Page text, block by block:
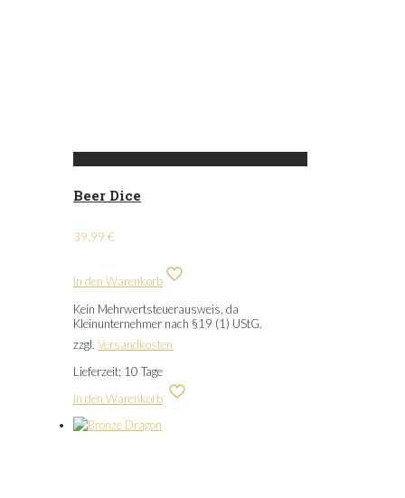
Beer Dice
39,99 €
In den Warenkorb
Kein Mehrwertsteuerausweis, da
Kleinunternehmer nach §19 (1) UStG.
zzgl. Versandkosten
Lieferzeit: 10 Tage
In den Warenkorb